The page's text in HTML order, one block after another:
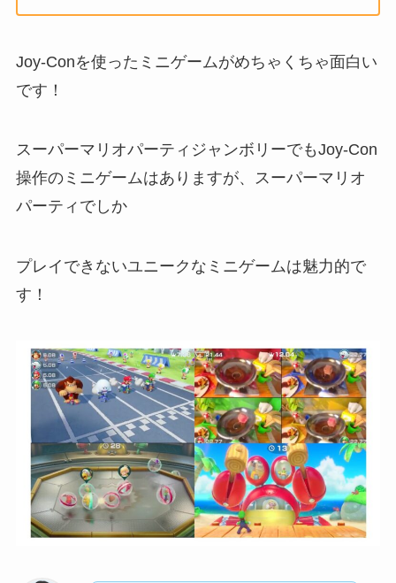
Joy-Conを使ったミニゲームがめちゃくちゃ面白い
です！
スーパーマリオパーティジャンボリーでもJoy-Con
操作のミニゲームはありますが、スーパーマリオ
パーティでしか
プレイできないユニークなミニゲームは魅力的で
す！